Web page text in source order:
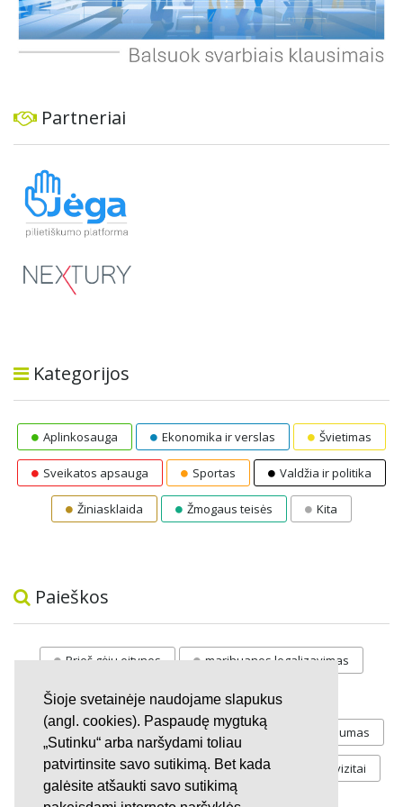
Šioje svetainėje naudojame slapukus
(angl. cookies). Paspaudę mygtuką
„Sutinku“ arba naršydami toliau
patvirtinsite savo sutikimą. Bet kada
galėsite atšaukti savo sutikimą
Partneriai
Kategorijos
Aplinkosauga Ekonomika ir verslas Švietimas
Sveikatos apsauga Sportas Valdžia ir politika
Žiniasklaida Žmogaus teisės Kita
Paieškos
Prieš gėju eitynes marihuanos legalizavimas
STOP vaiku atemimas
Pilnos moksleivių vasaros atostogos referendumas
Keliu jaunystės Valandos Rekvizitai